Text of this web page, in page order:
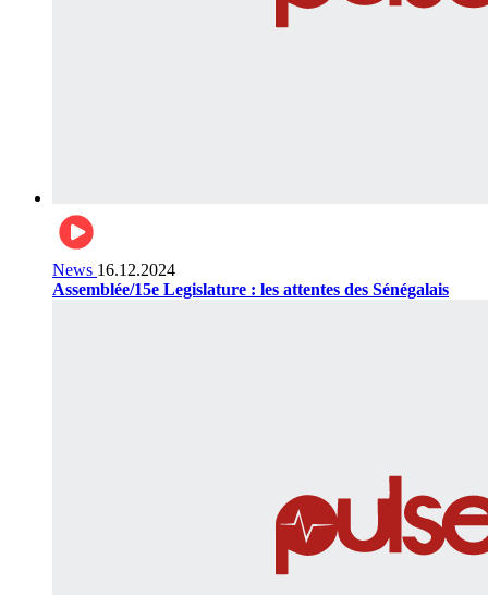
News 16.12.2024
Assemblée/15e Legislature : les attentes des Sénégalais